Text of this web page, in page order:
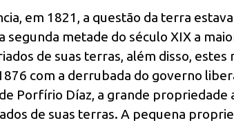
em 1821, a questão da terra
segunda metade do século XIX a
de suas terras, além disso,
com a derrubada do governo
Porfírio Díaz, a grande propriedade
de suas terras. A pequena